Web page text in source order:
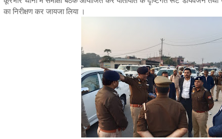
का निरीक्षण कर जायजा लिया ।